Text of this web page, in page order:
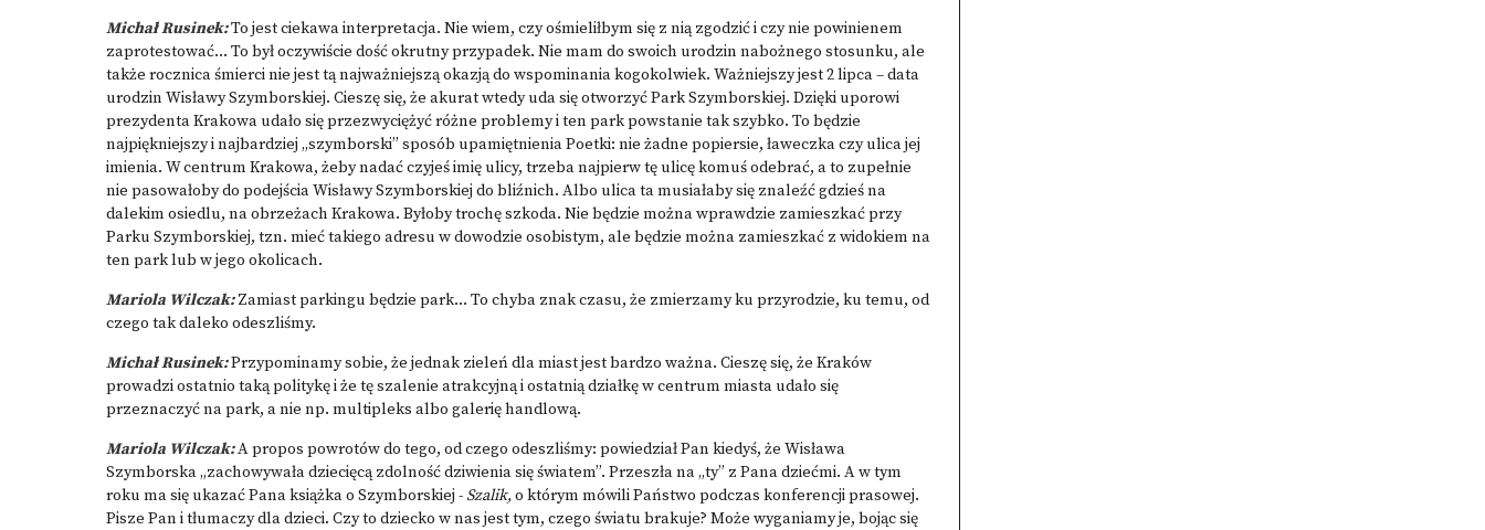
Michał Rusinek:To jest ciekawa interpretacja. Nie wiem, czy ośmieliłbym się z nią zgodzić i czy nie powinienem
zaprotestować… To był oczywiście dość okrutny przypadek. Nie mam do swoich urodzin nabożnego stosunku, ale
także rocznica śmierci nie jest tą najważniejszą okazją do wspominania kogokolwiek. Ważniejszy jest 2 lipca – data
urodzin Wisławy Szymborskiej. Cieszę się, że akurat wtedy uda się otworzyć Park Szymborskiej. Dzięki uporowi
prezydenta Krakowa udało się przezwyciężyć różne problemy i ten park powstanie tak szybko. To będzie
najpiękniejszy i najbardziej „szymborski” sposób upamiętnienia Poetki: nie żadne popiersie, ławeczka czy ulica jej
imienia. W centrum Krakowa, żeby nadać czyjeś imię ulicy, trzeba najpierw tę ulicę komuś odebrać, a to zupełnie
nie pasowałoby do podejścia Wisławy Szymborskiej do bliźnich. Albo ulica ta musiałaby się znaleźć gdzieś na
dalekim osiedlu, na obrzeżach Krakowa. Byłoby trochę szkoda. Nie będzie można wprawdzie zamieszkać przy
Parku Szymborskiej, tzn. mieć takiego adresu w dowodzie osobistym, ale będzie można zamieszkać z widokiem na
ten park lub w jego okolicach.
Mariola Wilczak:Zamiast parkingu będzie park… To chyba znak czasu, że zmierzamy ku przyrodzie, ku temu, od
czego tak daleko odeszliśmy.
Michał Rusinek:Przypominamy sobie, że jednak zieleń dla miast jest bardzo ważna. Cieszę się, że Kraków
prowadzi ostatnio taką politykę i że tę szalenie atrakcyjną i ostatnią działkę w centrum miasta udało się
przeznaczyć na park, a nie np. multipleks albo galerię handlową.
Mariola Wilczak:A propos powrotów do tego, od czego odeszliśmy: powiedział Pan kiedyś, że Wisława
Szymborska „zachowywała dziecięcą zdolność dziwienia się światem”. Przeszła na „ty” z Pana dziećmi. A w tym
roku ma się ukazać Pana książka o Szymborskiej -Szalik,o którym mówili Państwo podczas konferencji prasowej.
Pisze Pan i tłumaczy dla dzieci. Czy to dziecko w nas jest tym, czego światu brakuje? Może wyganiamy je, bojąc się